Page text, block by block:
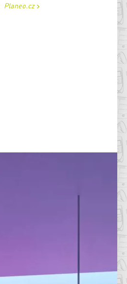
Planeo.cz